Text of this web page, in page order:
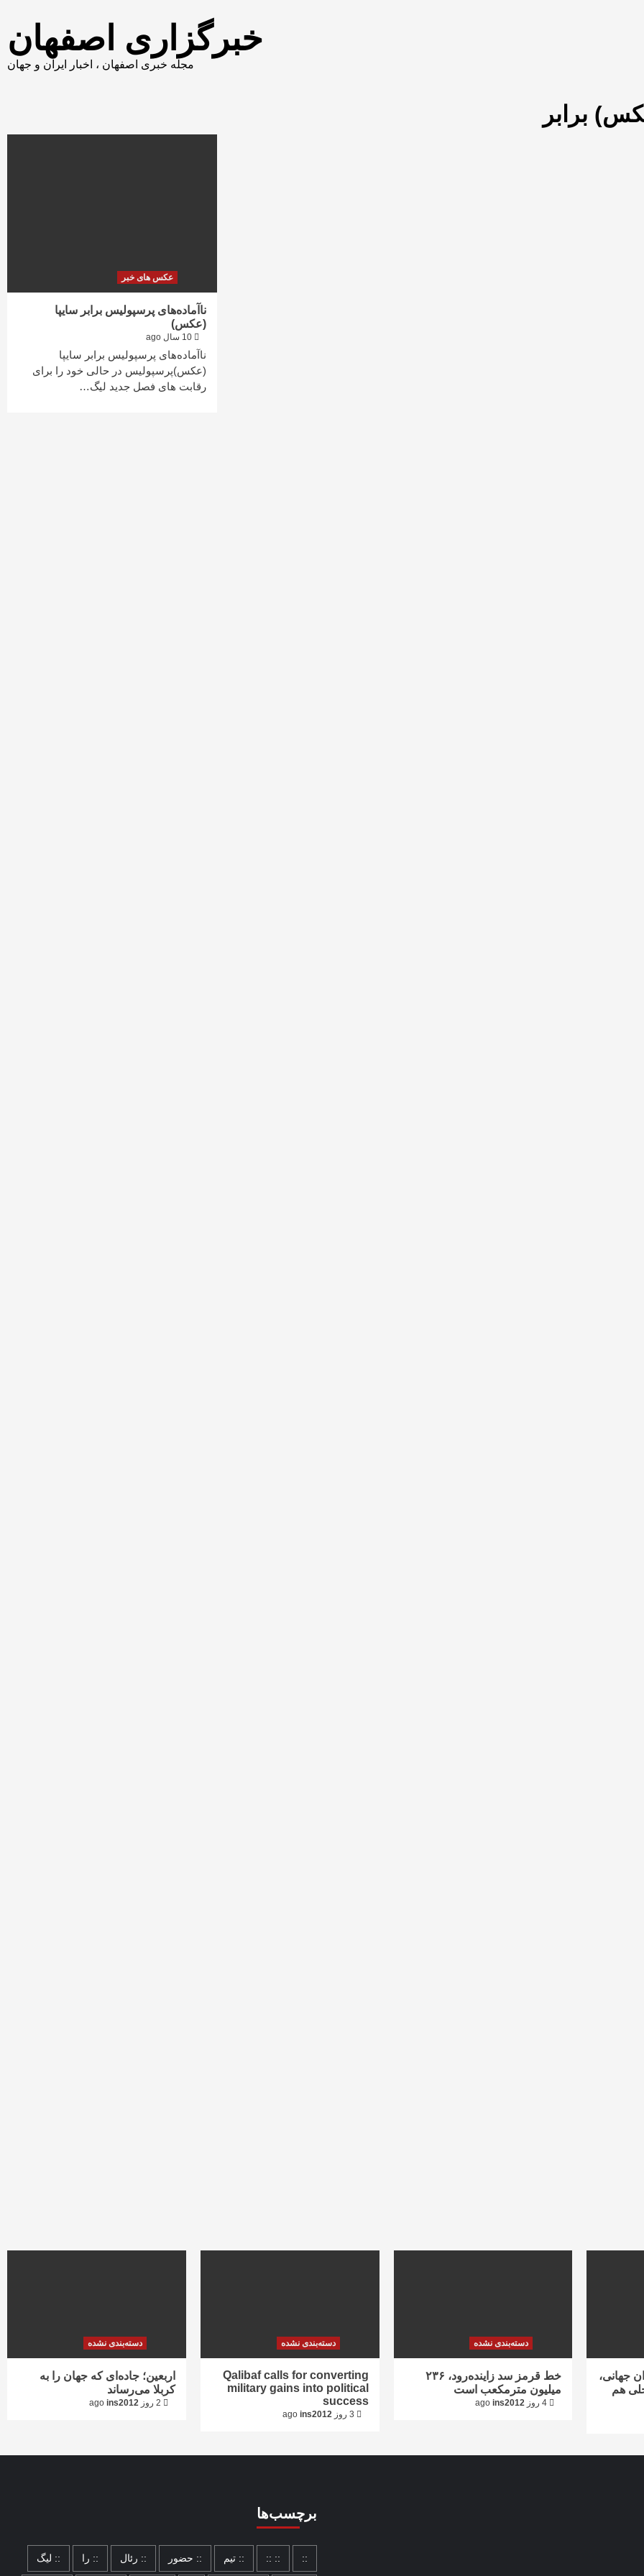
خبرگزاری اصفهان
مجله خبری اصفهان ، اخبار ایران و جهان
برابر
عکس های خبر
ناآماده‌های پرسپولیس برابر سایپا
(عکس)
ناآماده‌های پرسپولیس برابر سایپا
(عکس)پرسپولیس در حالی خود را برای
رقابت های فصل جدید لیگ…
دسته‌بندی نشده
اربعین؛ جاده‌ای که جهان را به
کربلا می‌رساند
ins2012
دسته‌بندی نشده
Qalibaf calls for converting
military gains into political
success
ins2012
دسته‌بندی نشده
خط قرمز سد زاینده‌رود، ۲۳۶
میلیون مترمکعب است
ins2012
جهانی،
هم
برچسب‌ها
::
:: :: :: تیم :: حضور :: رئال :: را :: لیگ